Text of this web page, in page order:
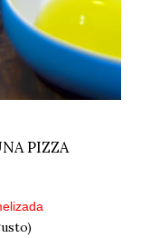
PIZZA